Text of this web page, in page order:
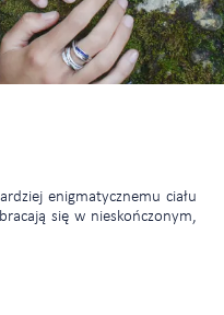
enigmatycznemu ciału
się w nieskończonym,